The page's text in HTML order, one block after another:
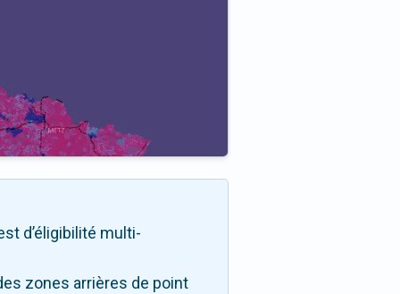
d’éligibilité multi-
zones arrières de point